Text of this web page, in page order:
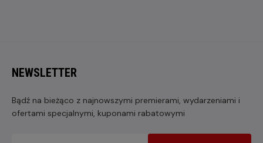
NEWSLETTER
Bądź na bieżąco z najnowszymi premierami, wydarzeniami i
ofertami specjalnymi, kuponami rabatowymi